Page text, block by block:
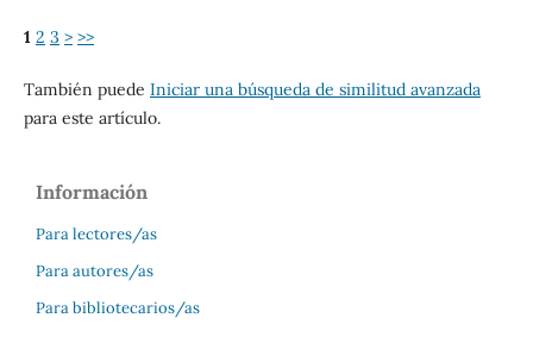
1 2 3 > >>
También puede Iniciar una búsqueda de similitud avanzada
para este artículo.
Información
Para lectores/as
Para autores/as
Para bibliotecarios/as